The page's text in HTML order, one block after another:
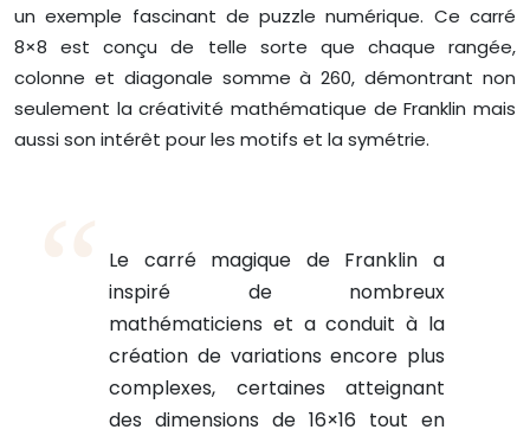
un exemple fascinant de puzzle numérique. Ce carré
8×8 est conçu de telle sorte que chaque rangée,
colonne et diagonale somme à 260, démontrant non
seulement la créativité mathématique de Franklin mais
aussi son intérêt pour les motifs et la symétrie.
Le carré magique de Franklin a
inspiré de nombreux
mathématiciens et a conduit à la
création de variations encore plus
complexes, certaines atteignant
des dimensions de 16×16 tout en